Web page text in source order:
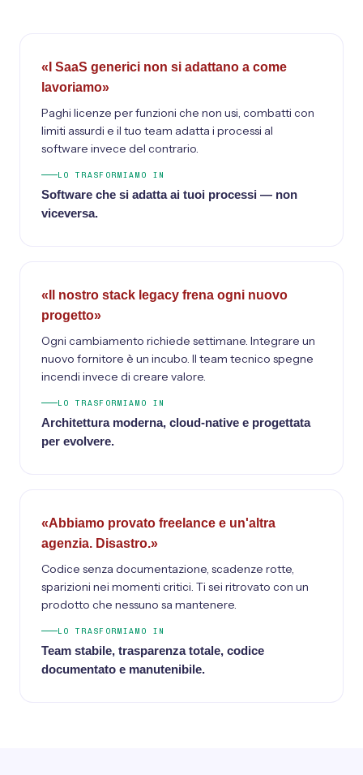
«I SaaS generici non si adattano a come
lavoriamo»
Paghi licenze per funzioni che non usi, combatti con
limiti assurdi e il tuo team adatta i processi al
software invece del contrario.
LO TRASFORMIAMO IN
Software che si adatta ai tuoi processi — non
viceversa.
«Il nostro stack legacy frena ogni nuovo
progetto»
Ogni cambiamento richiede settimane. Integrare un
nuovo fornitore è un incubo. Il team tecnico spegne
incendi invece di creare valore.
LO TRASFORMIAMO IN
Architettura moderna, cloud-native e progettata
per evolvere.
«Abbiamo provato freelance e un'altra
agenzia. Disastro.»
Codice senza documentazione, scadenze rotte,
sparizioni nei momenti critici. Ti sei ritrovato con un
prodotto che nessuno sa mantenere.
LO TRASFORMIAMO IN
Team stabile, trasparenza totale, codice
documentato e manutenibile.